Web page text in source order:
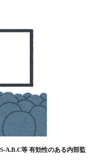
A.B.C等 有効性のある内部監